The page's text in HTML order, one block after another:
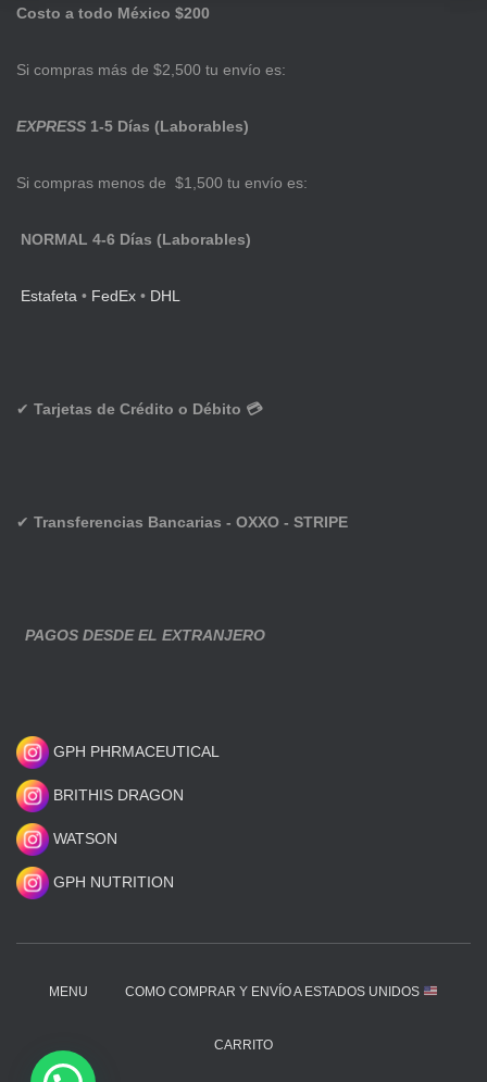
Costo a todo México $200
Si compras más de $2,500 tu envío es:
EXPRESS 1-5 Días (Laborables)
Si compras menos de $1,500 tu envío es:
NORMAL 4-6 Días (Laborables)
Estafeta • FedEx • DHL
✔ Tarjetas de Crédito o Débito 💳
✔ Transferencias Bancarias - OXXO - STRIPE
PAGOS DESDE EL EXTRANJERO
GPH PHRMACEUTICAL
BRITHIS DRAGON
WATSON
GPH NUTRITION
MENU COMO COMPRAR Y ENVÍO A ESTADOS UNIDOS
CARRITO